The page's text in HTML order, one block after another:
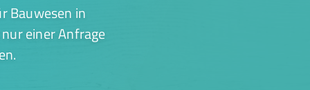
Bauwesen in
einer Anfrage